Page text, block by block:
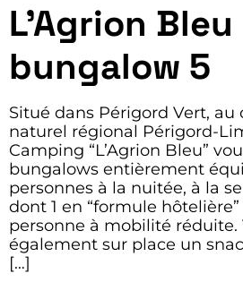
L’Agrion Bleu
bungalow 5
Situé dans Périgord Vert, au
naturel régional Périgord-
Camping “L’Agrion Bleu”
bungalows entièrement
personnes à la nuitée, à la
dont 1 en “formule
personne à mobilité réduite.
également sur place un
[…]